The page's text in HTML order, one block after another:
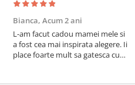
Bianca, Acum 2 ani
L-am facut cadou mamei mele si
a fost cea mai inspirata alegere. Ii
place foarte mult sa gatesca cu